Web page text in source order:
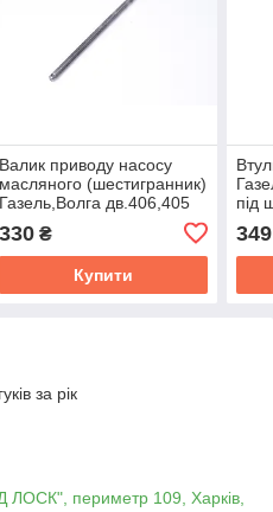
Валик приводу насосу
масляного (шестигранник)
Газель,Волга дв.406,405
(Україна) 406.1011220-10
330₴
Купити
під
349
за рік
ЛОСК", периметр 109, Харків,